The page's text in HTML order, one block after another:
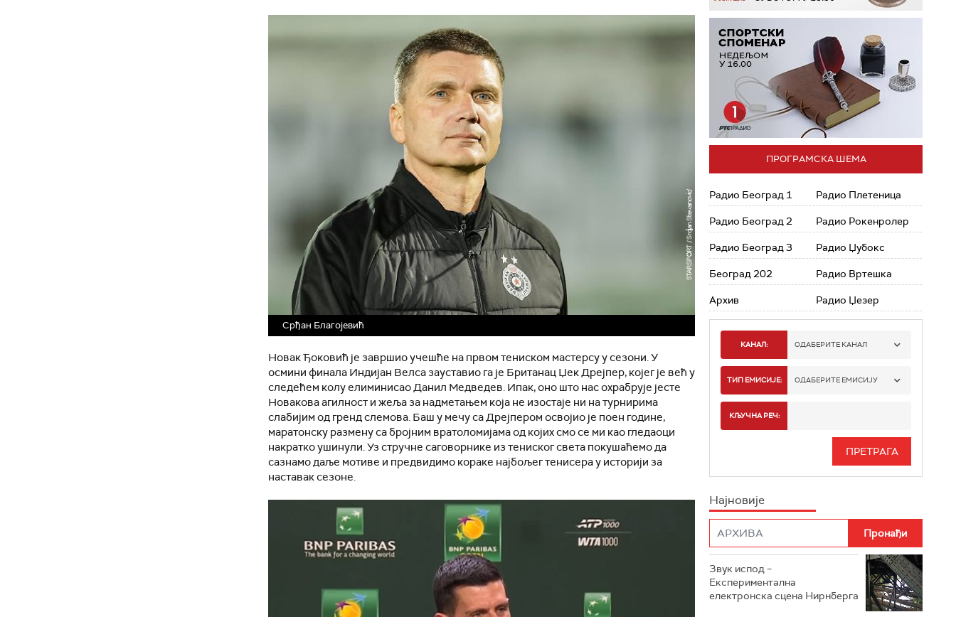
Срђан Благојевић
Новак Ђоковић је завршио учешће на првом тениском мастерсу у сезони. У
осмини финала Индијан Велса зауставио га је Британац Џек Дрејпер, којег је већ у
следећем колу елиминисао Данил Медведев. Ипак, оно што нас охрабрује јесте
Новакова агилност и жеља за надметањем која не изостаје ни на турнирима
слабијим од гренд слемова. Баш у мечу са Дрејпером освојио је поен године,
маратонску размену са бројним вратоломијама од којих смо се ми као гледаоци
накратко ушинули. Уз стручне саговорнике из тениског света покушаћемо да
сазнамо даље мотиве и предвидимо кораке најбољег тенисера у историји за
наставак сезоне.
ПРОГРАМСКА ШЕМА
Радио Београд 1
Радио Београд 2
Радио Београд 3
Београд 202
Архив
Радио Плетеница
Радио Рокенролер
Радио Џубокс
Радио Вртешка
Радио Џезер
КАНАЛ: ОДАБЕРИТЕ КАНАЛ
РАДИО БЕОГРАД 1
РАДИО БЕОГРАД 3
РАДИО РОКЕНРОЛЕР
РАДИО ЏУБОКС
РАДИО ВРТЕШКА
ТИП ЕМИСИЈЕ: ОДАБЕРИТЕ ЕМИСИЈУ
ИНФО
КЉУЧНА РЕЧ:
Најновије
Звук испод –
Експериментална
електронска сцена Нирнберга